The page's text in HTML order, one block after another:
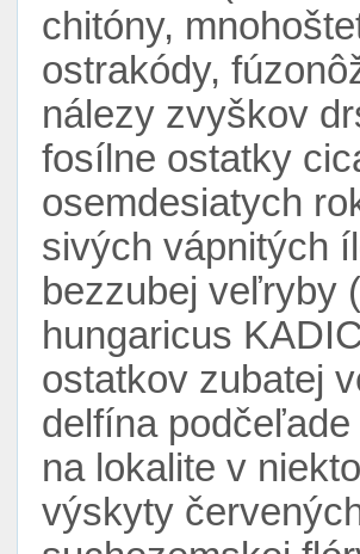
chitóny,
ostrakódy,
nálezy zvyškov
fosílne ostatky
osemdesiatych
sivých vápnitých
bezzubej veľryby
hungaricus
ostatkov zubatej
delfína
na lokalite v
výskyty